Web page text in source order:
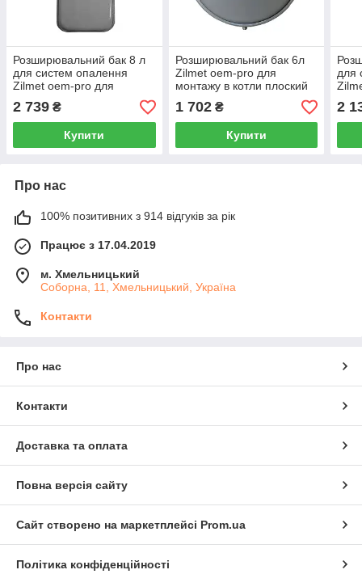
Розширювальний бак 8 л
для систем опалення
Zilmet oem-pro для
монтажу в котлы3/8' 3bar
прямокутний
2 739 ₴
Купити
Розширювальний бак 6л
Zilmet oem-pro для
монтажу в котли плоский
3bar 3/8'
1 702₴
Купити
для
2
Про нас
100% позитивних з 914 відгуків за рік
Працює з 17.04.2019
м. Хмельницький
Соборна, 11, Хмельницький, Україна
Контакти
Про нас
Контакти
Доставка та оплата
Повна версія сайту
Сайт створено на маркетплейсі Prom.ua
Політика конфіденційності